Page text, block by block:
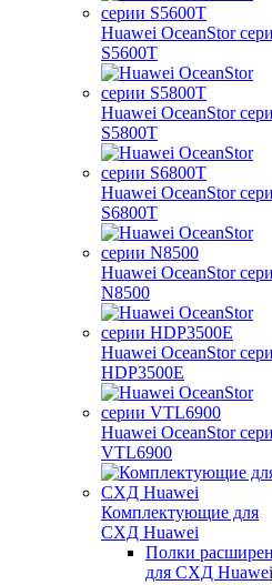
Huawei OceanStor
S5600T
Huawei OceanStor
S5800T
Huawei OceanStor
S6800T
Huawei OceanStor
N8500
Huawei OceanStor
HDP3500E
Huawei OceanStor
VTL6900
Комплектующие для
СХД Huawei
Полки
для СХД Huawei